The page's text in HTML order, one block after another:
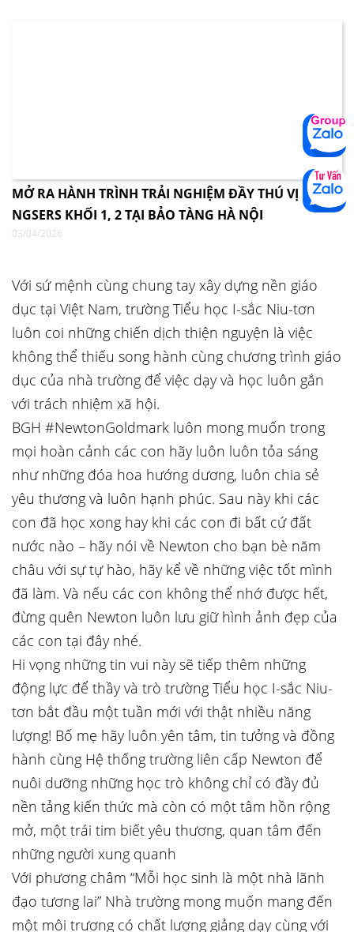
MỞ RA HÀNH TRÌNH TRẢI NGHIỆM ĐẦY THÚ VỊ CÙNG
NGSERS KHỐI 1, 2 TẠI BẢO TÀNG HÀ NỘI
03/04/2026
Với sứ mệnh cùng chung tay xây dựng nền giáo
dục tại Việt Nam, trường Tiểu học I-sắc Niu-tơn
luôn coi những chiến dịch thiện nguyện là việc
không thể thiếu song hành cùng chương trình giáo
dục của nhà trường để việc dạy và học luôn gắn
với trách nhiệm xã hội.
BGH #NewtonGoldmark luôn mong muốn trong
mọi hoàn cảnh các con hãy luôn luôn tỏa sáng
như những đóa hoa hướng dương, luôn chia sẻ
yêu thương và luôn hạnh phúc. Sau này khi các
con đã học xong hay khi các con đi bất cứ đất
nước nào – hãy nói về Newton cho bạn bè năm
châu với sự tự hào, hãy kể về những việc tốt mình
đã làm. Và nếu các con không thể nhớ được hết,
đừng quên Newton luôn lưu giữ hình ảnh đẹp của
các con tại đây nhé.
Hi vọng những tin vui này sẽ tiếp thêm những
động lực để thầy và trò trường Tiểu học I-sắc Niu-
tơn bắt đầu một tuần mới với thật nhiều năng
lượng! Bố mẹ hãy luôn yên tâm, tin tưởng và đồng
hành cùng Hệ thống trường liên cấp Newton để
nuôi dưỡng những học trò không chỉ có đầy đủ
nền tảng kiến thức mà còn có một tâm hồn rộng
mở, một trái tim biết yêu thương, quan tâm đến
những người xung quanh
Với phương châm “Mỗi học sinh là một nhà lãnh
đạo tương lai” Nhà trường mong muốn mang đến
một môi trương có chất lượng giảng dạy cùng với